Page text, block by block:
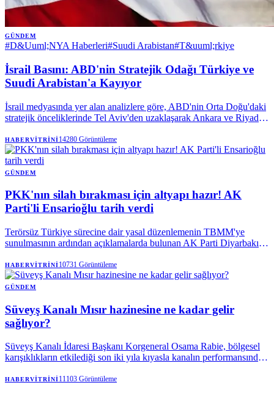
GÜNDEM
#D&Uuml;NYA Haberleri#Suudi Arabistan#T&uuml;rkiye
İsrail Basını: ABD'nin Stratejik Odağı Türkiye ve
Suudi Arabistan'a Kayıyor
İsrail medyasında yer alan analizlere göre, ABD'nin Orta Doğu'daki
stratejik önceliklerinde Tel Aviv'den uzaklaşarak Ankara ve Riyad'a
değişikliğinin en somut delili olduğu vurgulanıyor.
HABERVITRINI14280 Görüntüleme
GÜNDEM
PKK'nın silah bırakması için altyapı hazır! AK
Parti'li Ensarioğlu tarih verdi
Terörsüz Türkiye sürecine dair yasal düzenlemenin TBMM'ye
sunulmasının ardından açıklamalarda bulunan AK Parti Diyarbakır
için tüm teknik altyapının hazır olduğunu ifade etti. Ensarioğlu,
tamamen silah bırakılmasına ilişkin öngörülen tarihi açıkladı.
HABERVITRINI10731 Görüntüleme
GÜNDEM
Süveyş Kanalı Mısır hazinesine ne kadar gelir
sağlıyor?
Süveyş Kanalı İdaresi Başkanı Korgeneral Osama Rabie, bölgesel
karışıklıkların etkilediği son iki yıla kıyasla kanalın performansında
HABERVITRINI11103 Görüntüleme